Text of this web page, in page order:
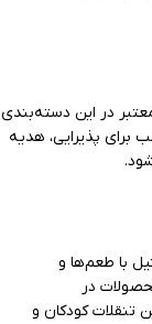
در این دسته‌بندی
برای پذیرایی، هدیه
با طعم‌ها و
در
کودکان و